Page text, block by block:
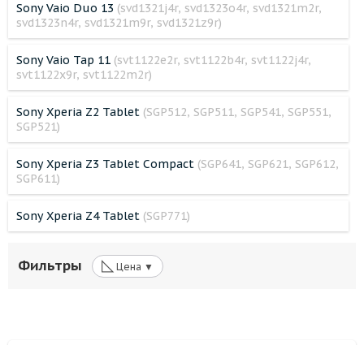
Sony Vaio Duo 13 (svd1321j4r, svd1323o4r, svd1321m2r,
svd1323n4r, svd1321m9r, svd1321z9r)
Sony Vaio Tap 11 (svt1122e2r, svt1122b4r, svt1122j4r,
svt1122x9r, svt1122m2r)
Sony Xperia Z2 Tablet (SGP512, SGP511, SGP541, SGP551,
SGP521)
Sony Xperia Z3 Tablet Compact (SGP641, SGP621, SGP612,
SGP611)
Sony Xperia Z4 Tablet (SGP771)
Фильтры ◺ Цена ▼